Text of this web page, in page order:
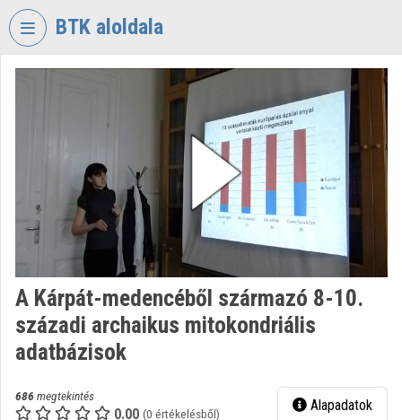
Fejléc kihagyása
BTK aloldala
BÖLCSÉSZETTUDOMÁNYI
Intézményi kezdőlap
Bejelentkezés
Intézményi felfedezés
Kategóriák
Intézményi listák
A Kárpát-medencéből származó 8-10.
századi archaikus mitokondriális
adatbázisok
686 megtekintés
0.00 (0 értékelésből) Alapadatok